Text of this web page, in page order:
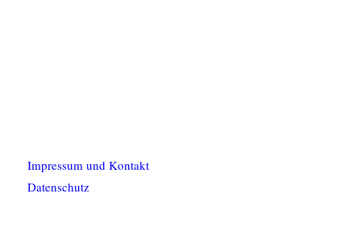
Impressum und Kontakt
Datenschutz